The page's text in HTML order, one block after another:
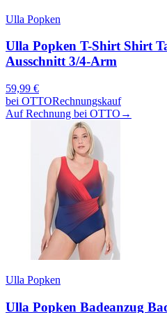
Ulla Popken
Ulla Popken T-Shirt Shirt
Ausschnitt 3/4-Arm
59,99 €
bei OTTORechnungskauf
Auf Rechnung bei OTTO →
Ulla Popken
Ulla Popken Badeanzug